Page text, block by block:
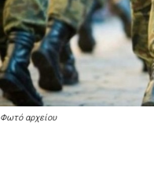
Φωτό αρχείου